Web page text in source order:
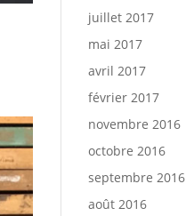
juillet 2017
mai 2017
avril 2017
février 2017
novembre 2016
octobre 2016
septembre 2016
août 2016